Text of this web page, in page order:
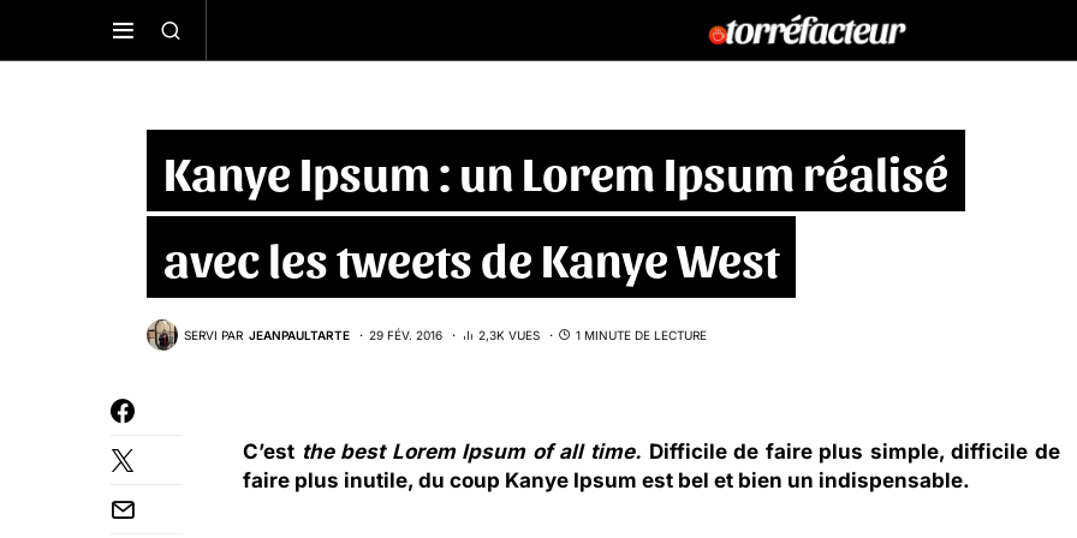
Kanye Ipsum : un Lorem Ipsum réalisé
avec les tweets de Kanye West
SERVI PAR JEANPAULTARTE 29 FÉV. 2016 2,3K VUES 1 MINUTE DE LECTURE
C’est the best Lorem Ipsum of all time. Difficile de faire plus simple, difficile de
faire plus inutile, du coup Kanye Ipsum est bel et bien un indispensable.